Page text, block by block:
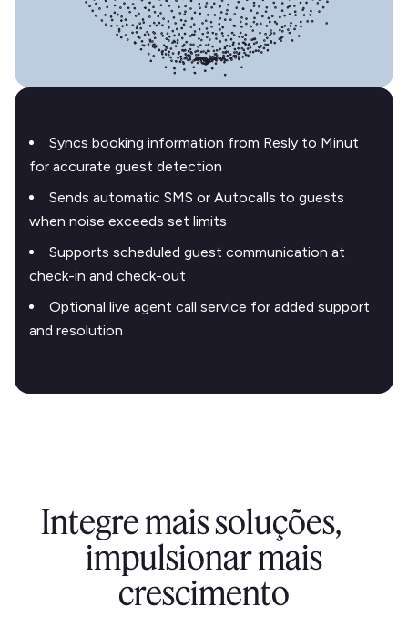
Syncs booking information from Resly to Minut
for accurate guest detection
Sends automatic SMS or Autocalls to guests
when noise exceeds set limits
Supports scheduled guest communication at
check-in and check-out
Optional live agent call service for added support
and resolution
Integre mais soluções,
impulsionar mais
crescimento